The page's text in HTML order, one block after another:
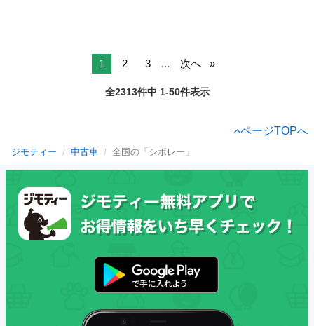
1 2 3 ... 次へ
全2313件中 1-50件表示
ページTOPへ
ジモティー 中古車 全国の「シボレー」